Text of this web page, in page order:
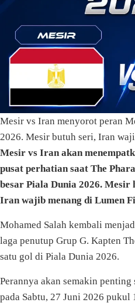
Mesir vs Iran menyorot peran
2026. Mesir butuh seri, Iran
Mesir vs Iran akan
pusat perhatian saat The
besar Piala Dunia 2026. Mesir
Iran wajib menang di Lumen
Mohamed Salah kembali
laga penutup Grup G. Kapten
satu gol di Piala Dunia 2026.
Perannya akan semakin
pada Sabtu, 27 Juni 2026